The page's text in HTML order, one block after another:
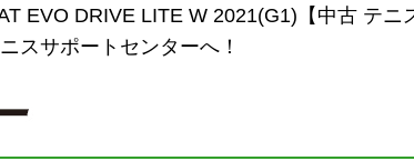
EVO DRIVE LITE W 2021(G1)【中古 テ
スサポートセンターへ！